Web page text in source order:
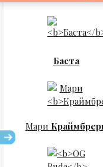
Баста
Мари